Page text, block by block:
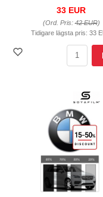
33 EUR
(Ord. Pris:42 EUR)
Tidigare lägsta pris: 33